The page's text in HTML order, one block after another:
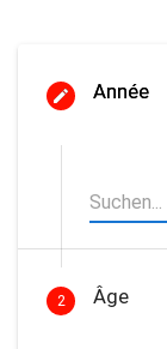
Année
2 Âge